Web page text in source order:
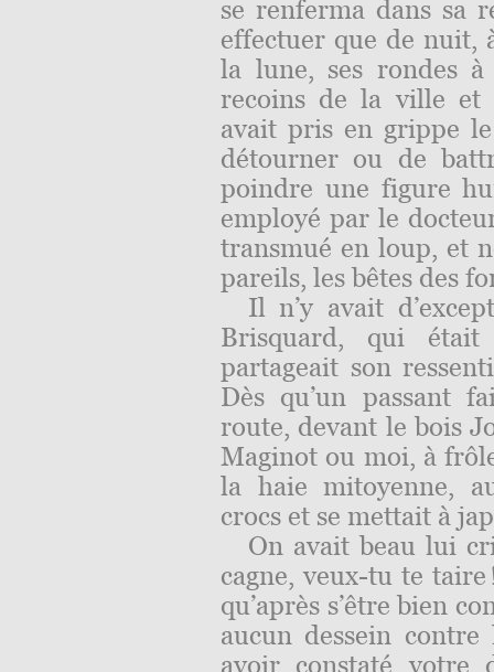
se renferma dans sa
effectuer que de nuit,
la lune, ses rondes
recoins de la ville et
avait pris en grippe
détourner ou de
poindre une figure
employé par le
transmué en loup, et
pareils, les bêtes des
Il n’y avait
Brisquard, qui
partageait son
Dès qu’un passant
route, devant le bois
Maginot ou moi, à
la haie mitoyenne,
crocs et se mettait à
On avait beau lui
cagne, veux-tu te
qu’après s’être bien
aucun dessein
avoir constaté votre